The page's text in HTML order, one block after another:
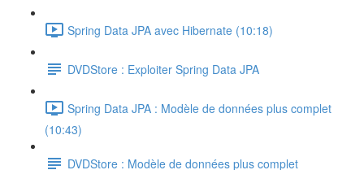
Spring Data JPA avec Hibernate (10:18)
DVDStore : Exploiter Spring Data JPA
Spring Data JPA : Modèle de données plus complet
(10:43)
DVDStore : Modèle de données plus complet